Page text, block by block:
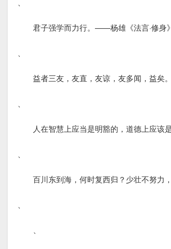
君子强学而力行。——杨雄《法言·修身
、
益者三友，友直，友谅，友多闻，益矣
、
人在智慧上应当是明豁的，道德上应
、
百川东到海，何时复西归？少壮不努
、
、